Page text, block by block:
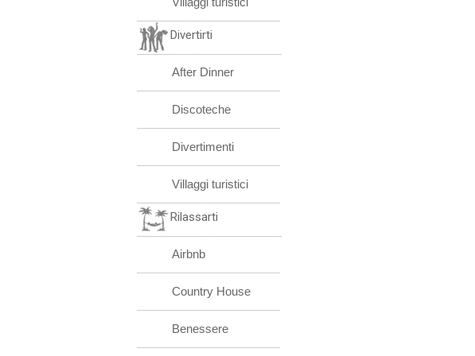
Divertirti
After Dinner
Discoteche
Divertimenti
Villaggi turistici
Rilassarti
Airbnb
Country House
Benessere